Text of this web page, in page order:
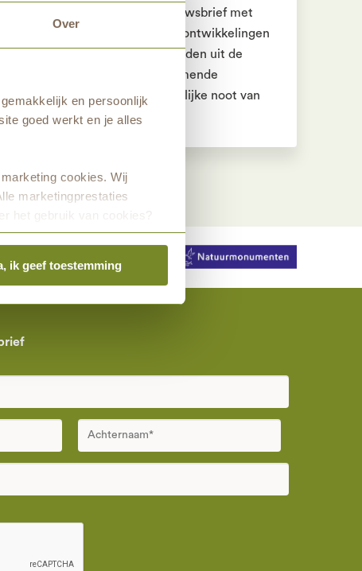
Over
en persoonlijk
goed werkt en je alles
cookies. Wij
marketingprestaties
het gebruik van cookies?
ik geef toestemming
het jaar sturen we een nieuwsbrief met
het laatste nieuws over de ontwikkelingen
per natuurgebied. Met beelden uit de
natuur, nieuws over aankomende
activiteiten en een persoonlijke noot van
onze medewerkers.